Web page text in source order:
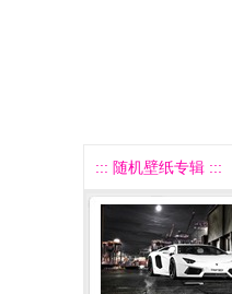
::: 随机壁纸专辑 :::